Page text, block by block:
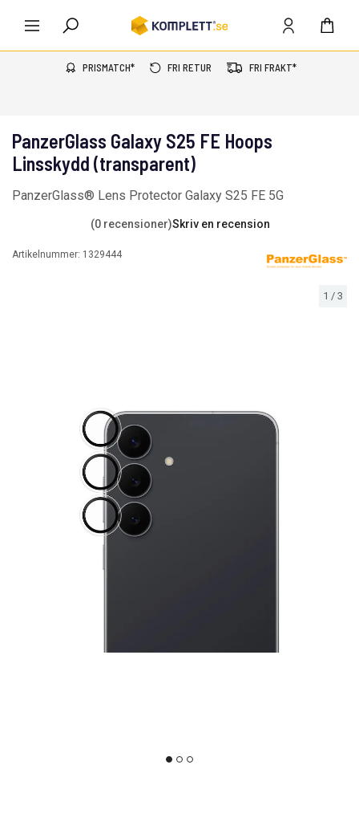
PRISMATCH* FRI RETUR FRI FRAKT*
1 / 3
PanzerGlass Galaxy S25 FE Hoops
Linsskydd (transparent)
PanzerGlass® Lens Protector Galaxy S25 FE 5G
(0 recensioner)Skriv en recension
Artikelnummer: 1329444